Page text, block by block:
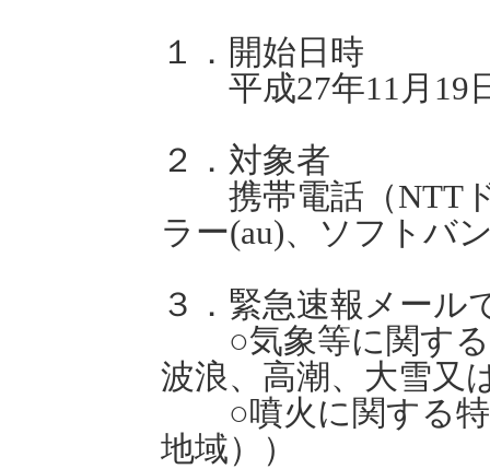
１．開始日時
平成27年11月19
２．対象者
携帯電話（NTTド
ラー(au)、ソフトバ
３．緊急速報メール
○気象等に関する
波浪、高潮、大雪又
○噴火に関する特
地域））